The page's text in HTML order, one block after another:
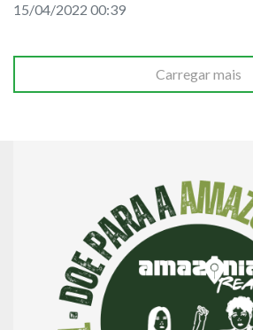
15/04/2022 00:39
Carregar mais